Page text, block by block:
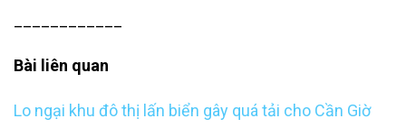
____________
Bài liên quan
Lo ngại khu đô thị lấn biển gây quá tải cho Cần Giờ